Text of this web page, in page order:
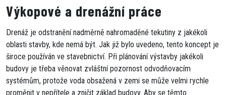
Výkopové a drenážní práce
Drenáž je odstranění nadměrně nahromaděné tekutiny z jakékoli
oblasti stavby, kde nemá být. Jak již bylo uvedeno, tento koncept je
široce používán ve stavebnictví. Při plánování výstavby jakékoli
budovy je třeba věnovat zvláštní pozornost odvodňovacím
systémům, protože voda obsažená v zemi se může velmi rychle
proměnit v nepřítele a zničit základ budovy. Aby se těmto